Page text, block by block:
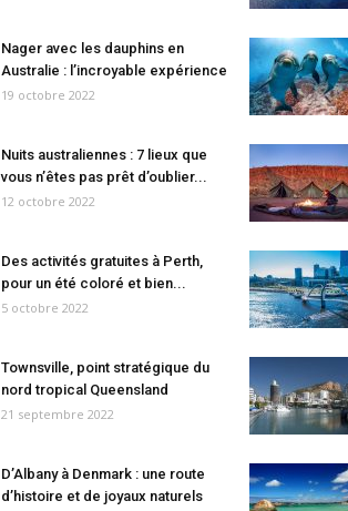
Nager avec les dauphins en
Australie : l’incroyable expérience
19 octobre 2022
Nuits australiennes : 7 lieux que
vous n’êtes pas prêt d’oublier...
12 octobre 2022
Des activités gratuites à Perth,
pour un été coloré et bien...
5 octobre 2022
Townsville, point stratégique du
nord tropical Queensland
21 septembre 2022
D’Albany à Denmark : une route
d’histoire et de joyaux naturels